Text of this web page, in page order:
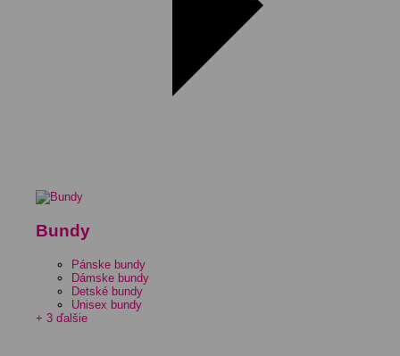
Bundy
Pánske bundy
Dámske bundy
Detské bundy
Unisex bundy
+ 3 ďalšie